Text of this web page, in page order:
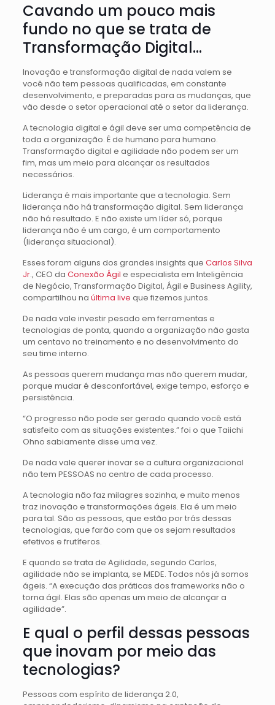
Cavando um pouco mais
fundo no que se trata de
Transformação Digital…
Inovação e transformação digital de nada valem se
você não tem pessoas qualificadas, em constante
desenvolvimento, e preparadas para as mudanças, que
vão desde o setor operacional até o setor da liderança.
A tecnologia digital e ágil deve ser uma competência de
toda a organização. É de humano para humano.
Transformação digital e agilidade não podem ser um
fim, mas um meio para alcançar os resultados
necessários.
Liderança é mais importante que a tecnologia. Sem
liderança não há transformação digital. Sem liderança
não há resultado. E não existe um líder só, porque
liderança não é um cargo, é um comportamento
(liderança situacional).
Esses foram alguns dos grandes insights que Carlos Silva
Jr., CEO da Conexão Ágil e especialista em Inteligência
de Negócio, Transformação Digital, Ágil e Business Agility,
compartilhou na última live que fizemos juntos.
De nada vale investir pesado em ferramentas e
tecnologias de ponta, quando a organização não gasta
um centavo no treinamento e no desenvolvimento do
seu time interno.
As pessoas querem mudança mas não querem mudar,
porque mudar é desconfortável, exige tempo, esforço e
persistência.
“O progresso não pode ser gerado quando você está
satisfeito com as situações existentes.” foi o que Taiichi
Ohno sabiamente disse uma vez.
De nada vale querer inovar se a cultura organizacional
não tem PESSOAS no centro de cada processo.
A tecnologia não faz milagres sozinha, e muito menos
traz inovação e transformações ágeis. Ela é um meio
para tal. São as pessoas, que estão por trás dessas
tecnologias, que farão com que os sejam resultados
efetivos e frutíferos.
E quando se trata de Agilidade, segundo Carlos,
agilidade não se implanta, se MEDE. Todos nós já somos
ágeis. “A execução das práticas dos frameworks não o
torna ágil. Elas são apenas um meio de alcançar a
agilidade”.
E qual o perfil dessas pessoas
que inovam por meio das
tecnologias?
Pessoas com espírito de liderança 2.0,